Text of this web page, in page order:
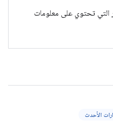
التي تحتوي على معلومات